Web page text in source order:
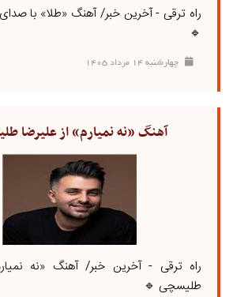
راه ترقی - آخرین خبر/ آهنگ «طلا» با
🔹
چهارشنبه ۱۴ مرداد ۱۴۰۵
آهنگ «نه نمیارم» از علیرضا
راه ترقی - آخرین خبر/ آهنگ «نه
طلیسچی 🔹